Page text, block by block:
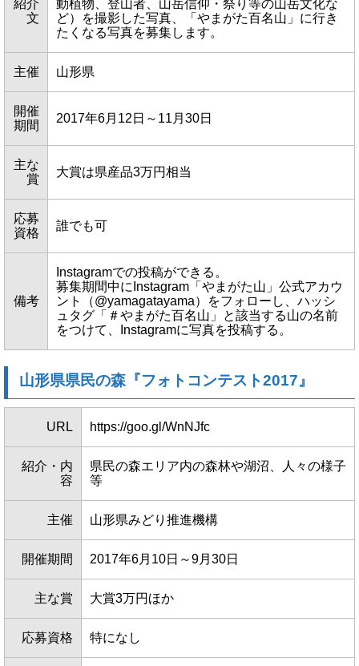
紹介
文
動植物、登山者、山岳信仰・祭り等の山岳文化な
ど）を撮影した写真、「やまがた百名山」に行き
たくなる写真を募集します。
主催 山形県
開催
期間
2017年6月12日～11月30日
主な
賞
大賞は県産品3万円相当
応募
資格
誰でも可
備考
Instagramでの投稿ができる。
募集期間中にInstagram「やまがた山」公式アカウ
ント（@yamagatayama）をフォローし、ハッシ
ュタグ「＃やまがた百名山」と該当する山の名前
をつけて、Instagramに写真を投稿する。
山形県県民の森『フォトコンテスト2017』
URL https://goo.gl/WnNJfc
紹介・内
容
県民の森エリア内の森林や湖沼、人々の様子
等
主催 山形県みどり推進機構
開催期間 2017年6月10日～9月30日
主な賞 大賞3万円ほか
応募資格 特になし